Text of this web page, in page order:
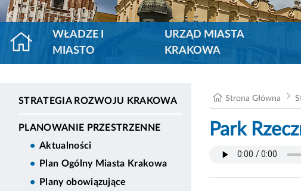
WŁADZE I
MIASTO
URZĄD MIASTA
KRAKOWA
STRATEGIA ROZWOJU KRAKOWA
PLANOWANIE PRZESTRZENNE
Aktualności
Plan Ogólny Miasta Krakowa
Plany obowiązujące
Strona Główna
Park